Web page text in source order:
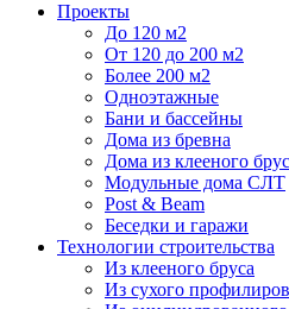
Проекты
До 120 м2
От 120 до 200 м2
Более 200 м2
Одноэтажные
Бани и бассейны
Дома из бревна
Дома из клееного
Модульные дома СЛТ
Post & Beam
Беседки и гаражи
Технологии строительства
Из клееного бруса
Из сухого